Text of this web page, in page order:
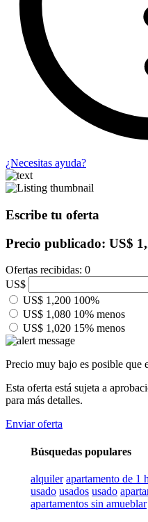
¿Necesitas ayuda?
Escribe tu oferta
Precio publicado: US$
Ofertas recibidas: 0
US$
US$ 1,200 100%
US$ 1,080 10% menos
US$ 1,020 15% menos
Precio muy bajo es posible que
Esta oferta está sujeta a
para más detalles.
Enviar oferta
Búsquedas populares
alquiler apartamento de 1
usado usados usado
apartamentos sin amueblar